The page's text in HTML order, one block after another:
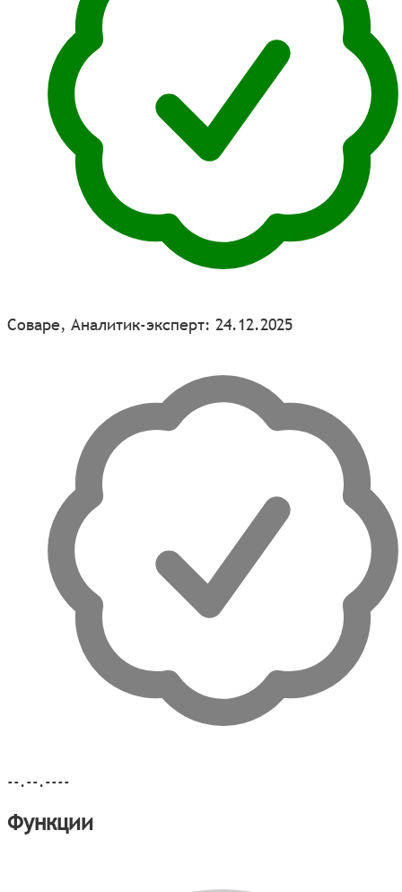
Соваре, Аналитик-эксперт: 24.12.2025
--.--.----
Функции